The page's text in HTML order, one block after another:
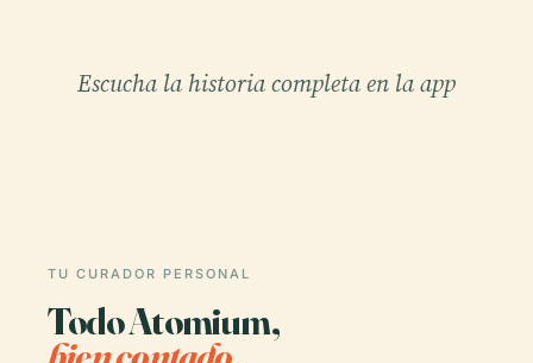
Escucha la historia completa en la app
TU CURADOR PERSONAL
Todo Atomium,